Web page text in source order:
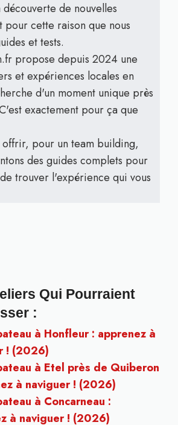
découverte de nouvelles
pour cette raison que nous
et tests.
propose depuis 2024 une
et expériences locales en
d'un moment unique près
exactement pour ça que
offrir, pour un team building,
des guides complets pour
trouver l'expérience qui vous
Qui Pourraient
:
à Honfleur : apprenez à
! (2026)
à Etel près de Quiberon
à naviguer ! (2026)
à Concarneau :
à naviguer ! (2026)